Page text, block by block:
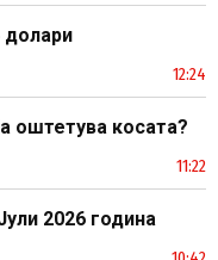
долари
12:24
оштетува косата?
11:22
2026 година